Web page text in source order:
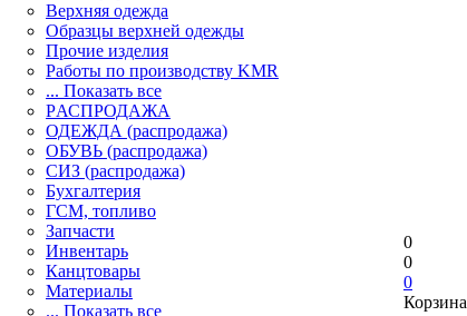
Верхняя одежда
Образцы верхней одежды
Прочие изделия
Работы по производству KMR
... Показать все
PАСПРОДАЖА
ОДЕЖДА (распродажа)
ОБУВЬ (распродажа)
СИЗ (распродажа)
Бухгалтерия
ГСМ, топливо
Запчасти
Инвентарь
Канцтовары
Материалы
... Показать все
0
0
0
Корзина